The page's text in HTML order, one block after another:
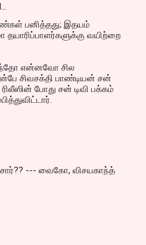
பனித்தது; இதயம்
தயாரிப்பாளர்களுக்கு வயிற்றை
என்னவோ சில
சிவசக்தி பாண்டியன் சன்
போது சன் டிவி பக்கம்
--- வைகோ, விசயகாந்த்